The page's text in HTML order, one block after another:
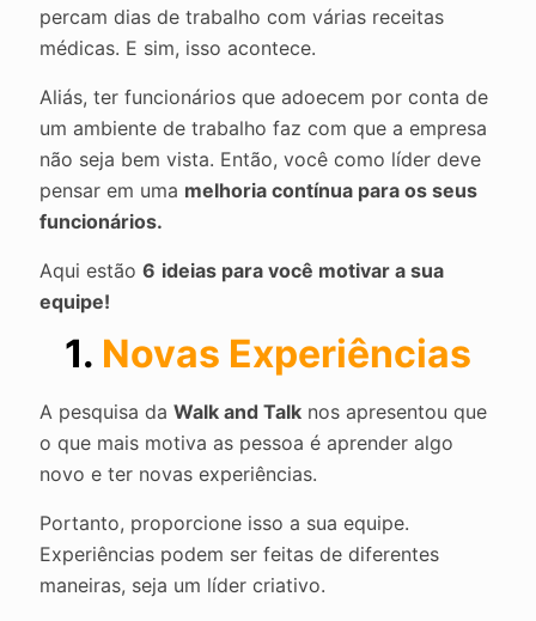
percam dias de trabalho com várias receitas
médicas. E sim, isso acontece.
Aliás, ter funcionários que adoecem por conta de
um ambiente de trabalho faz com que a empresa
não seja bem vista. Então, você como líder deve
pensar em uma melhoria contínua para os seus
funcionários.
Aqui estão 6 ideias para você motivar a sua
equipe!
1. Novas Experiências
A pesquisa da Walk and Talk nos apresentou que
o que mais motiva as pessoa é aprender algo
novo e ter novas experiências.
Portanto, proporcione isso a sua equipe.
Experiências podem ser feitas de diferentes
maneiras, seja um líder criativo.